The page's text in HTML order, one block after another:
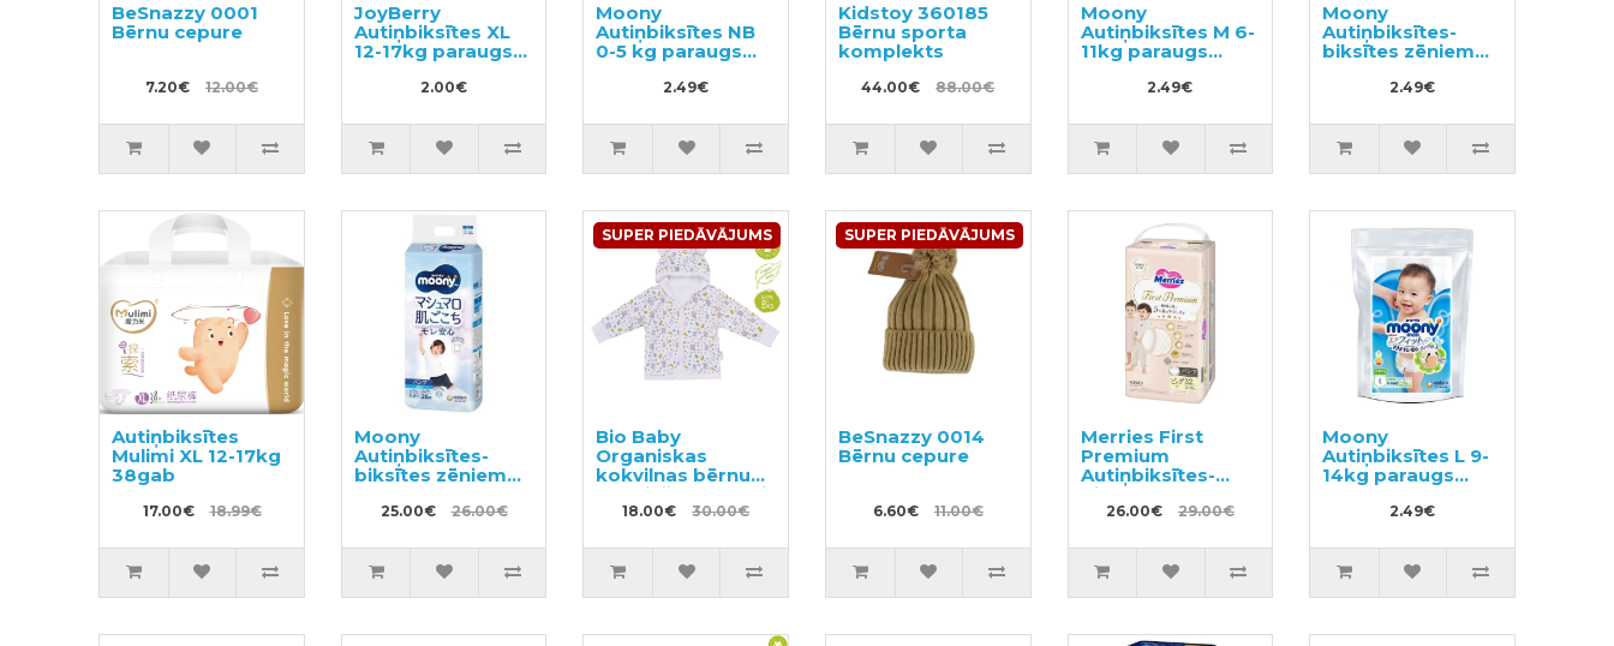
BeSnazzy 0001
Bērnu cepure
7.20€ 12.00€
JoyBerry
Autiņbiksītes XL
12-17kg paraugs
2.00€
Moony
Autiņbiksītes NB
0-5 kg paraugs
2.49€
Kidstoy 360185
Bērnu sporta
komplekts
44.00€ 88.00€
Moony
Autiņbiksītes M 6-
11kg paraugs
2.49€
Moony
Autiņbiksītes-
biksītes zēniem
paraugs 3gab
2.49€
Autiņbiksītes
Mulimi XL 12-17kg
38gab
17.00€ 18.99€
Moony
Autiņbiksītes-
biksītes zēniem
26gab
25.00€ 26.00€
SUPER PIEDĀVĀJUMS
Bio Baby
Organiskas
kokvilnas bērnu
krekliņš ar kapuci
18.00€ 30.00€
SUPER PIEDĀVĀJUMS
BeSnazzy 0014
Bērnu cepure
6.60€ 11.00€
Merries First
Premium
Autiņbiksītes-
biksītes PXL 12-
22kg 32gab
26.00€ 29.00€
Moony
Autiņbiksītes L 9-
14kg paraugs
2.49€